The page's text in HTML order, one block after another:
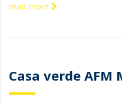
read more
Casa verde AFM